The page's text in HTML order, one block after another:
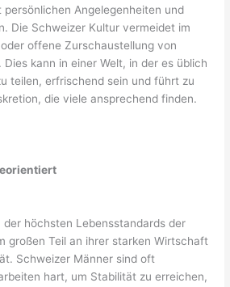
Angelegenheiten und
Die Schweizer Kultur vermeidet im
offene Zurschaustellung von
kann in einer Welt, in der es üblich
teilen, erfrischend sein und führt zu
die viele ansprechend finden.
der höchsten Lebensstandards der
großen Teil an ihrer starken Wirtschaft
Schweizer Männer sind oft
hart, um Stabilität zu erreichen,